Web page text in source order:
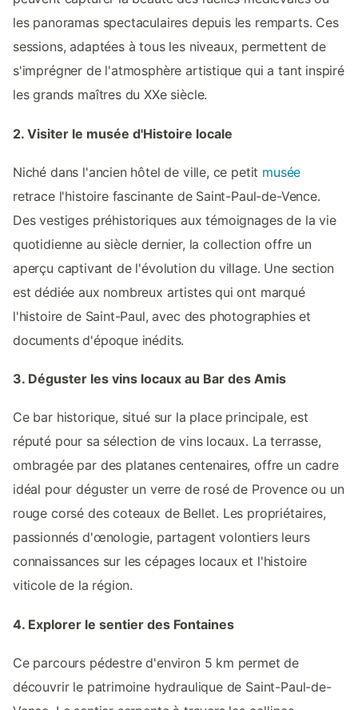
les panoramas spectaculaires depuis les remparts. Ces
sessions, adaptées à tous les niveaux, permettent de
s'imprégner de l'atmosphère artistique qui a tant inspiré
les grands maîtres du XXe siècle.
2. Visiter le musée d'Histoire locale
Niché dans l'ancien hôtel de ville, ce petit musée
retrace l'histoire fascinante de Saint-Paul-de-Vence.
Des vestiges préhistoriques aux témoignages de la vie
quotidienne au siècle dernier, la collection offre un
aperçu captivant de l'évolution du village. Une section
est dédiée aux nombreux artistes qui ont marqué
l'histoire de Saint-Paul, avec des photographies et
documents d'époque inédits.
3. Déguster les vins locaux au Bar des Amis
Ce bar historique, situé sur la place principale, est
réputé pour sa sélection de vins locaux. La terrasse,
ombragée par des platanes centenaires, offre un cadre
idéal pour déguster un verre de rosé de Provence ou un
rouge corsé des coteaux de Bellet. Les propriétaires,
passionnés d'œnologie, partagent volontiers leurs
connaissances sur les cépages locaux et l'histoire
viticole de la région.
4. Explorer le sentier des Fontaines
Ce parcours pédestre d'environ 5 km permet de
découvrir le patrimoine hydraulique de Saint-Paul-de-